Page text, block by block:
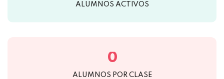
ALUMNOS ACTIVOS
0
ALUMNOS POR CLASE